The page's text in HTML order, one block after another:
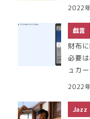
2022
戯言
財布
必要
ュカ
2022
Jazz